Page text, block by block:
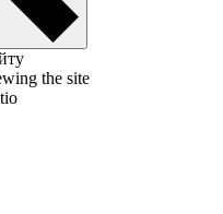
the site